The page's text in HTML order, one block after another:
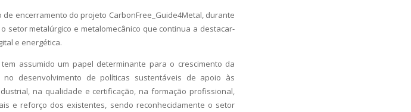
encerramento do projeto CarbonFree_Guide4Metal, durante
metalúrgico e metalomecânico que continua a destacar-
e energética.
assumido um papel determinante para o crescimento da
desenvolvimento de políticas sustentáveis de apoio às
na qualidade e certificação, na formação profissional,
e reforço dos existentes, sendo reconhecidamente o setor